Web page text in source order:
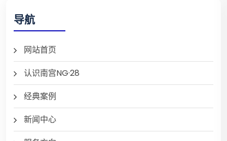
导航
网站首页
认识南宫NG·28
经典案例
新闻中心